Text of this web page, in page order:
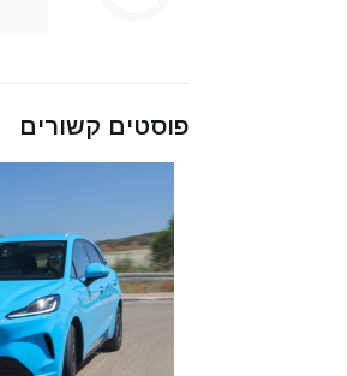
פוסטים קשורים